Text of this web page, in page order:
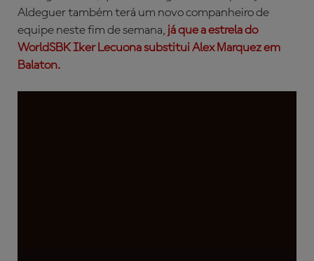
Aldeguer também terá um novo companheiro de
equipe neste fim de semana, já que a estrela do
WorldSBK Iker Lecuona substitui Alex Marquez em
Balaton.